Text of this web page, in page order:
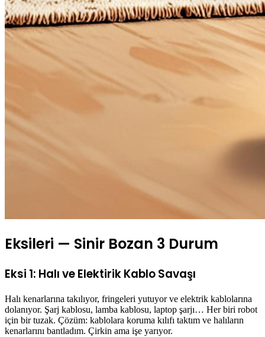
Eksileri — Sinir Bozan 3 Durum
Eksi 1: Halı ve Elektirik Kablo Savaşı
Halı kenarlarına takılıyor, fringeleri yutuyor ve elektrik kablolarına
dolanıyor. Şarj kablosu, lamba kablosu, laptop şarjı… Her biri robot
için bir tuzak. Çözüm: kablolara koruma kılıfı taktım ve halıların
kenarlarını bantladım. Çirkin ama işe yarıyor.